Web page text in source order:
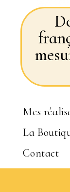
Mes
La
Contact